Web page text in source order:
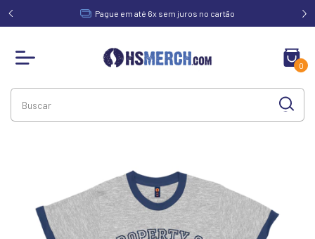
de Pague em até 6x sem juros no cartão
0